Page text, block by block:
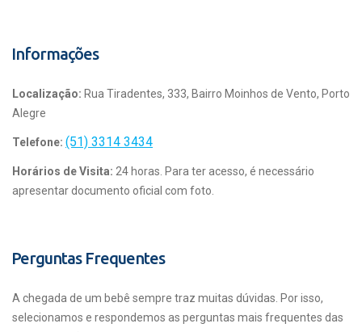
Informações
Localização: Rua Tiradentes, 333, Bairro Moinhos de Vento, Porto
Alegre
Telefone: (51) 3314 3434
Horários de Visita: 24 horas. Para ter acesso, é necessário
apresentar documento oficial com foto.
Perguntas Frequentes
A chegada de um bebê sempre traz muitas dúvidas. Por isso,
selecionamos e respondemos as perguntas mais frequentes das